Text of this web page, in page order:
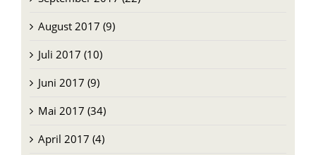
August 2017 (9)
Juli 2017 (10)
Juni 2017 (9)
Mai 2017 (34)
April 2017 (4)